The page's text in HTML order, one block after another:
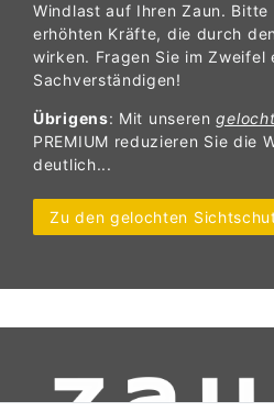
Windlast auf Ihren Zaun.
erhöhten Kräfte, die durch
wirken. Fragen Sie im Zweifel
Sachverständigen!
Übrigens: Mit unseren
PREMIUM reduzieren Sie die
deutlich...
Zu den gelochten